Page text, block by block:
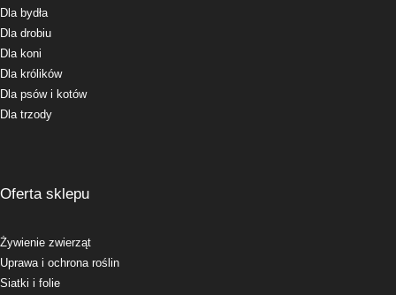
Dla bydła
Dla drobiu
Dla koni
Dla królików
Dla psów i kotów
Dla trzody
Oferta sklepu
Żywienie zwierząt
Uprawa i ochrona roślin
Siatki i folie